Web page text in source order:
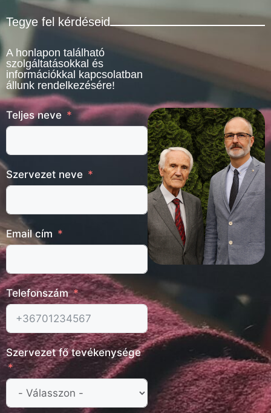
Tegye fel kérdéseid
A honlapon található
szolgáltatásokkal és
információkkal kapcsolatban
állunk rendelkezésére!
Teljes neve
Szervezet neve
Email cím
Telefonszám
Szervezet fő tevékenysége